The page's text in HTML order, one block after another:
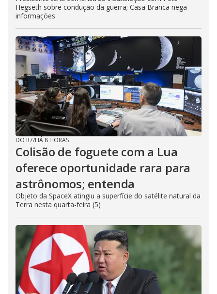
Hegseth sobre condução da guerra; Casa Branca nega
informações
DO R7/HÁ 8 HORAS
Colisão de foguete com a Lua
oferece oportunidade rara para
astrônomos; entenda
Objeto da SpaceX atingiu a superfície do satélite natural da
Terra nesta quarta-feira (5)